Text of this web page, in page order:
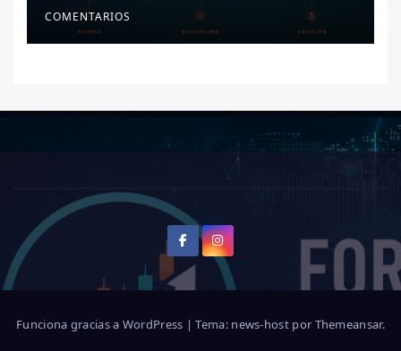
COMENTARIOS
Funciona gracias a WordPress |Tema: news-host por Themeansar.